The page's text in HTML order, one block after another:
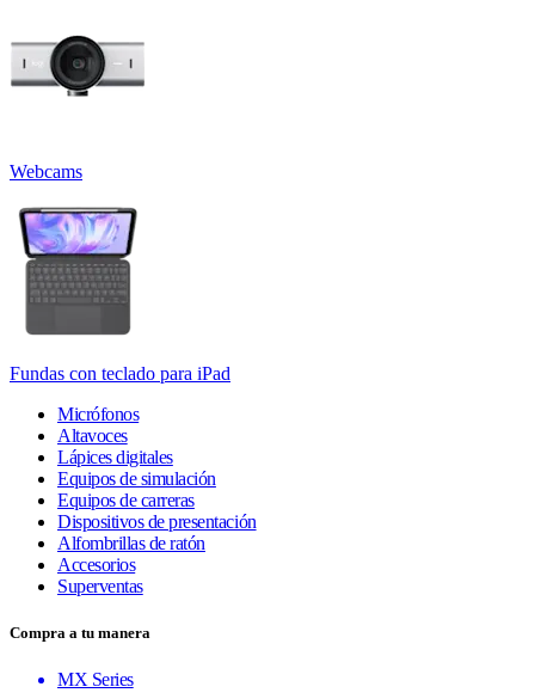
Webcams
Fundas con teclado para iPad
Micrófonos
Altavoces
Lápices digitales
Equipos de simulación
Equipos de carreras
Dispositivos de presentación
Alfombrillas de ratón
Accesorios
Superventas
Compra a tu manera
MX Series